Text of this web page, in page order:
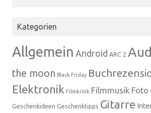
Kategorien
Allgemein Android ARC 2
the moon Black Friday
Elektronik Filmkritik Filmmusik Foto
Geschenkideen Geschenktipps Gitarre